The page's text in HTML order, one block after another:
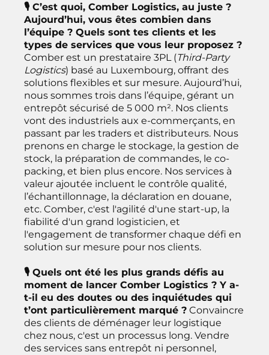
🎙 C’est quoi, Comber Logistics, au juste ?
Aujourd’hui, vous êtes combien dans
l’équipe ? Quels sont tes clients et les
types de services que vous leur proposez ?
Comber est un prestataire 3PL (Third-Party
Logistics) basé au Luxembourg, offrant des
solutions flexibles et sur mesure. Aujourd’hui,
nous sommes trois dans l’équipe, gérant un
entrepôt sécurisé de 5 000 m². Nos clients
vont des industriels aux e-commerçants, en
passant par les traders et distributeurs. Nous
prenons en charge le stockage, la gestion de
stock, la préparation de commandes, le co-
packing, et bien plus encore. Nos services à
valeur ajoutée incluent le contrôle qualité,
l’échantillonnage, la déclaration en douane,
etc. Comber, c'est l'agilité d'une start-up, la
fiabilité d'un grand logisticien, et
l'engagement de transformer chaque défi en
solution sur mesure pour nos clients.
🎙 Quels ont été les plus grands défis au
moment de lancer Comber Logistics ? Y a-
t-il eu des doutes ou des inquiétudes qui
t’ont particulièrement marqué ? Convaincre
des clients de déménager leur logistique
chez nous, c'est un processus long. Vendre
des services sans entrepôt ni personnel,